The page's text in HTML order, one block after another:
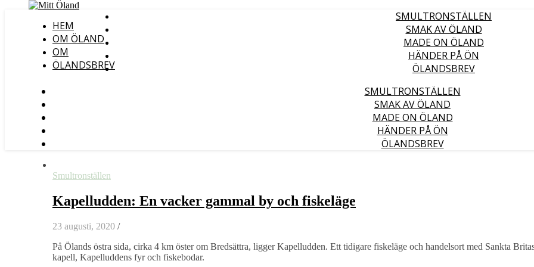
HEM
OM ÖLAND
OM
ÖLANDSBREV
SMULTRONSTÄLLEN
SMAK AV ÖLAND
MADE ON ÖLAND
HÄNDER PÅ ÖN
ÖLANDSBREV
SMULTRONSTÄLLEN
SMAK AV ÖLAND
MADE ON ÖLAND
HÄNDER PÅ ÖN
ÖLANDSBREV
Smultronställen
Kapelludden: En vacker gammal by och fiskeläge
23 augusti, 2020 /
På Ölands östra sida, cirka 4 km öster om Bredsättra, ligger Kapelludden. Ett tidigare fiskeläge och handelsort med Sankta
kapell, Kapelluddens fyr och fiskebodar.